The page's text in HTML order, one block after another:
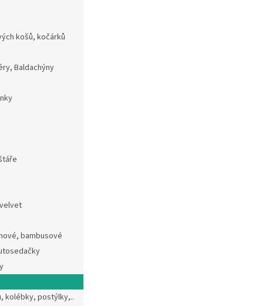
košů, kočárků
Baldachýny
bambusové
kolébky, postýlky,..